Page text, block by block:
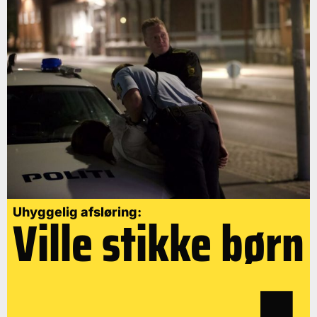
Uhyggelig afsløring:
Ville stikke børn